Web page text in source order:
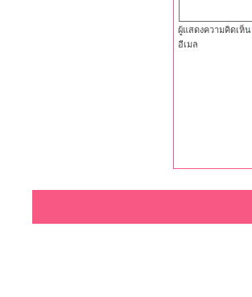
ผู้แสดงความคิดเห็น
อีเมล